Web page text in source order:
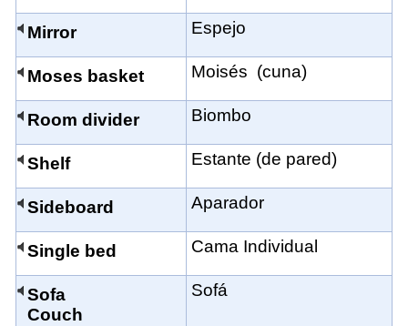
Mirror Espejo
Moses basket Moisés (cuna)
Room divider Biombo
Shelf Estante (de pared)
Sideboard Aparador
Single bed Cama Individual
Sofa
Couch
Sofá